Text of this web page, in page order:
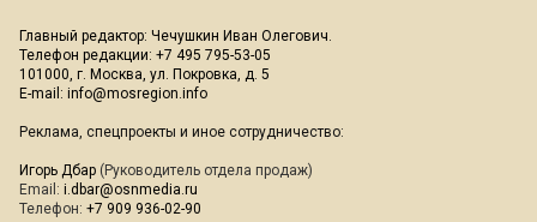
Главный редактор: Чечушкин Иван Олегович.
Телефон редакции: +7 495 795-53-05
101000, г. Москва, ул. Покровка, д. 5
E-mail: info@mosregion.info
Реклама, спецпроекты и иное сотрудничество:
Игорь Дбар (Руководитель отдела продаж)
Email: i.dbar@osnmedia.ru
Телефон: +7 909 936-02-90